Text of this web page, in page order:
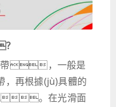
帶，一般是
，再根據(jù)具體的
。在光滑面